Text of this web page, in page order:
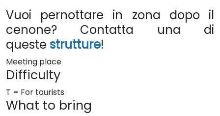
Vuoi pernottare in zona dopo il
cenone? Contatta una di
queste strutture!
Meeting place
Difficulty
T = For tourists
What to bring